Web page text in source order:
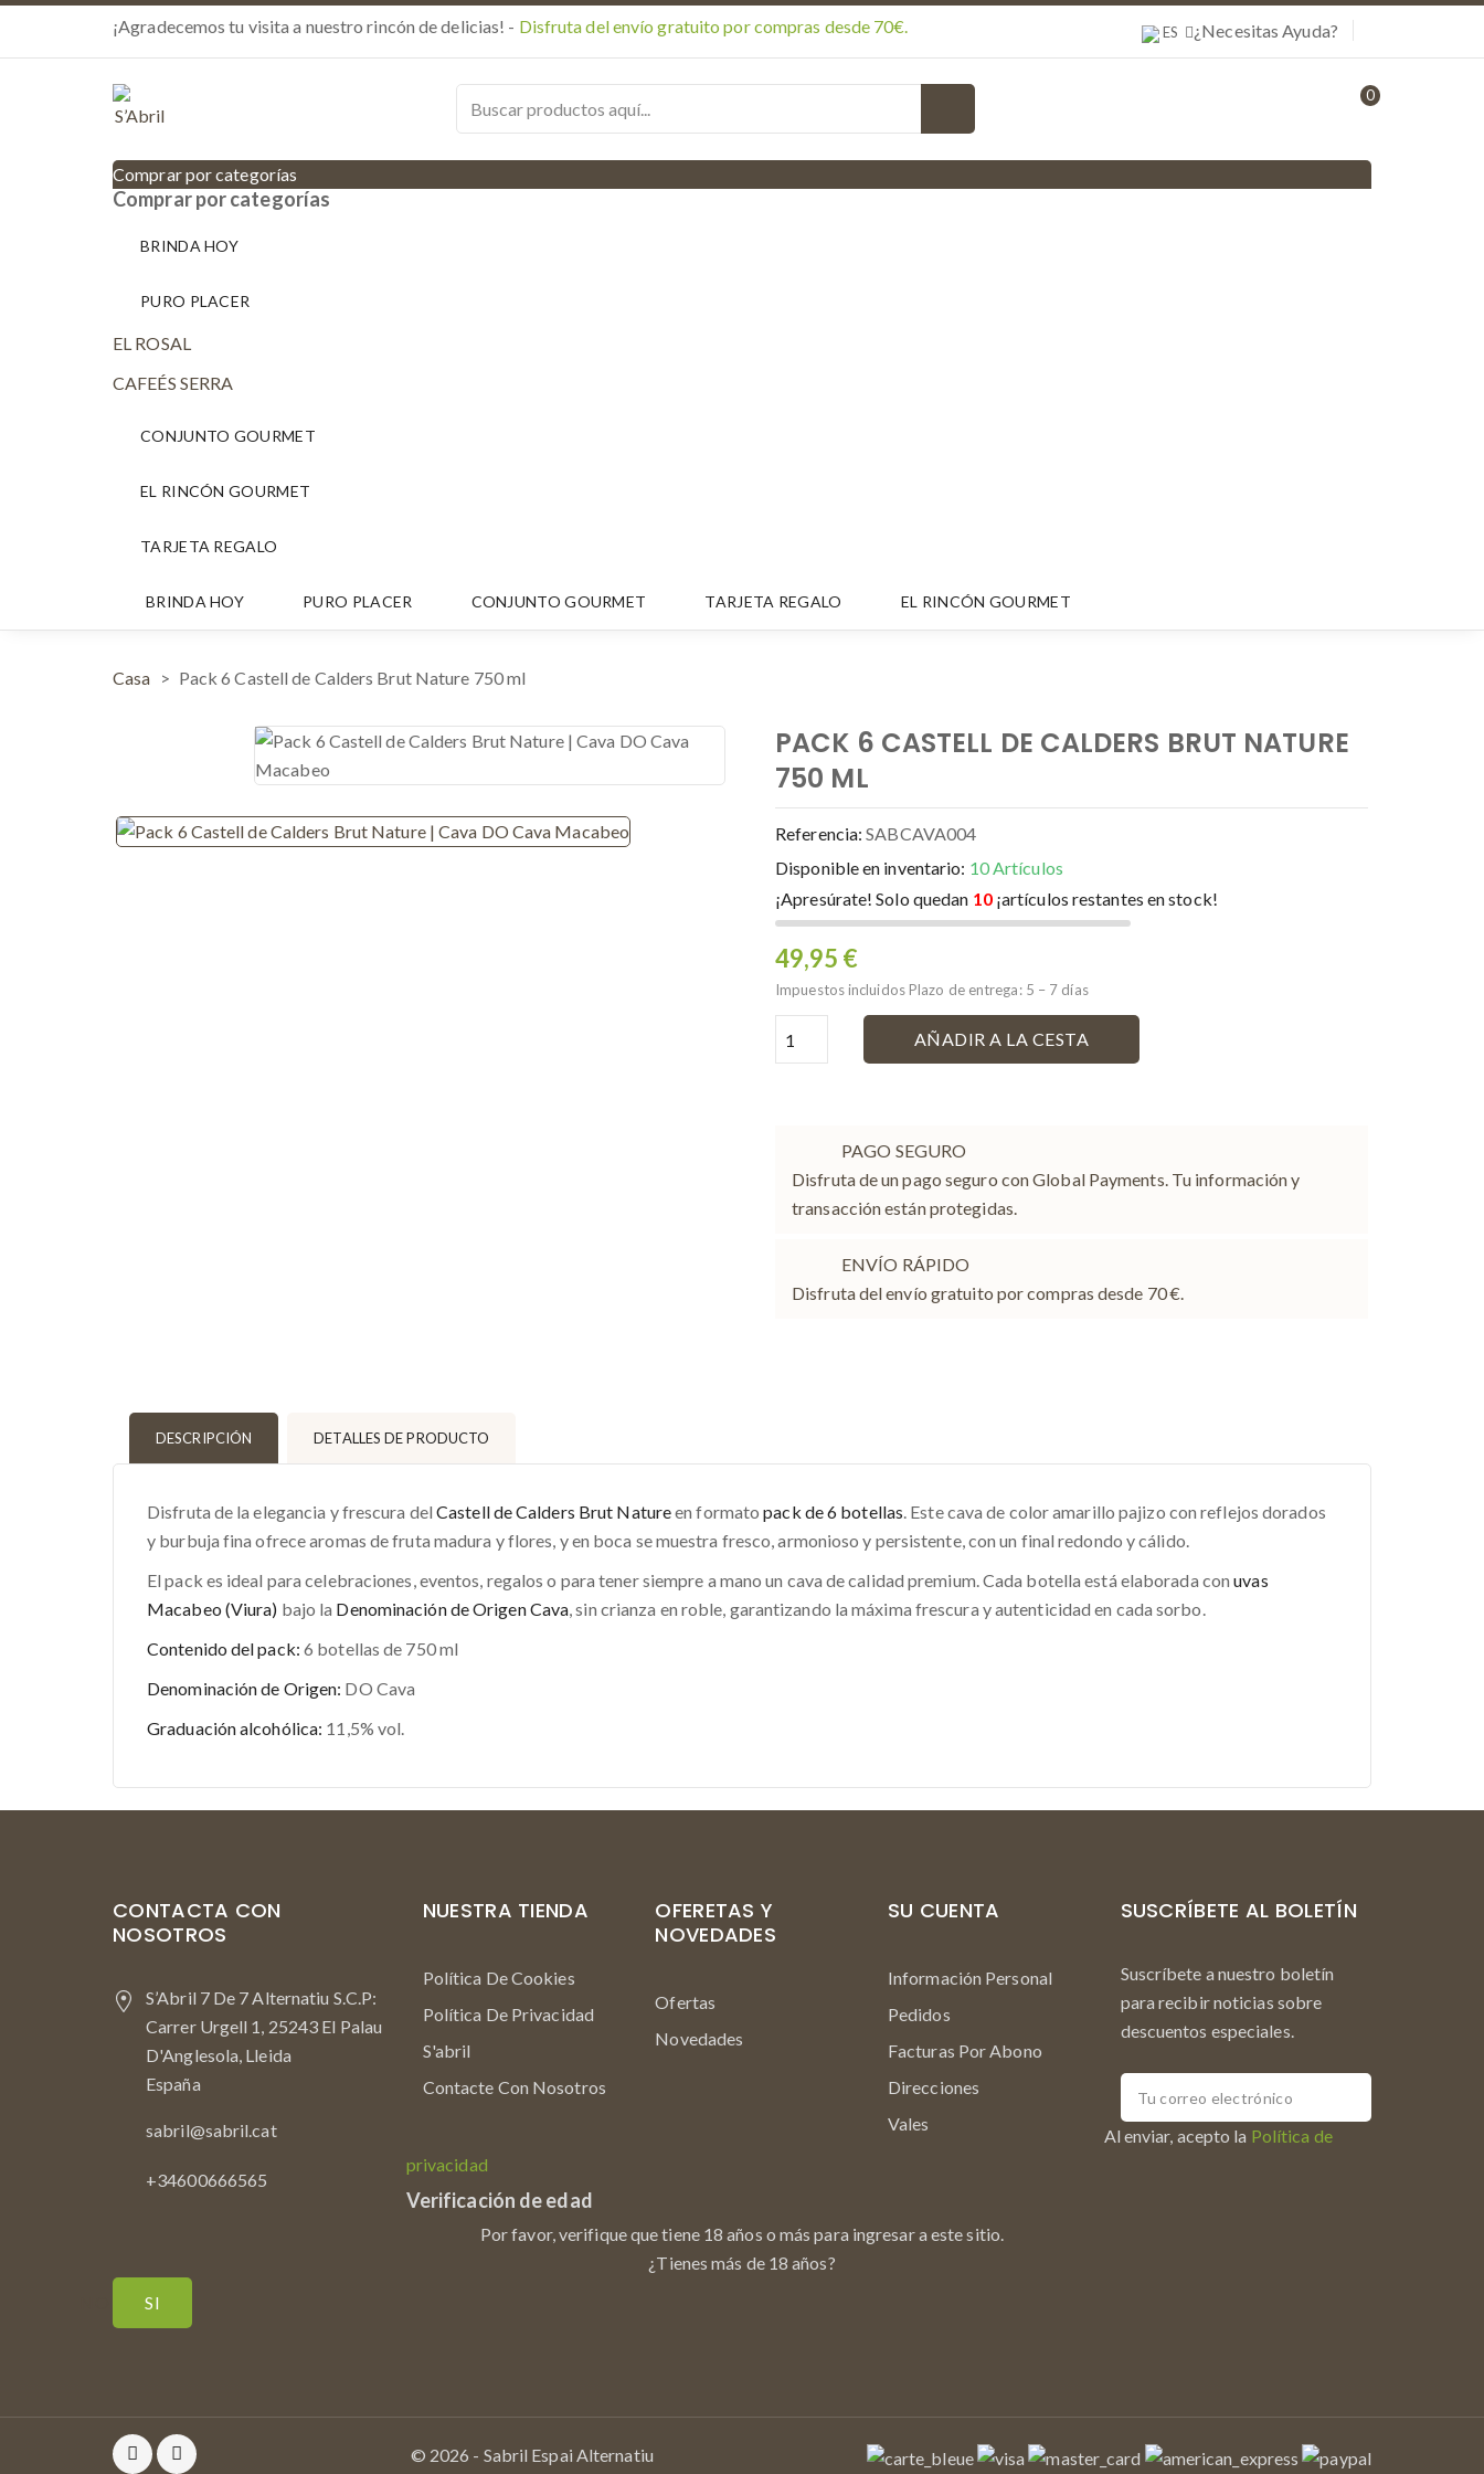
¡Agradecemos tu visita a nuestro rincón de delicias! - Disfruta del envío gratuito por compras desde 70€. ¿Necesitas Ayuda?
ES
0
Comprar por categorías
Comprar por categorías
BRINDA HOY
PURO PLACER
EL ROSAL
CAFEÉS SERRA
CONJUNTO GOURMET
EL RINCÓN GOURMET
TARJETA REGALO
BRINDA HOY PURO PLACER CONJUNTO GOURMET TARJETA REGALO EL RINCÓN GOURMET
Casa Pack 6 Castell de Calders Brut Nature 750 ml
PACK 6 CASTELL DE CALDERS BRUT NATURE
750 ML
Referencia: SABCAVA004
Disponible en inventario: 10 Artículos
¡Apresúrate! Solo quedan 10 ¡artículos restantes en stock!
49,95 €
Impuestos incluidos Plazo de entrega: 5 – 7 días
AÑADIR A LA CESTA
PAGO SEGURO
Disfruta de un pago seguro con Global Payments. Tu información y
transacción están protegidas.
ENVÍO RÁPIDO
Disfruta del envío gratuito por compras desde 70 €.
DESCRIPCIÓN DETALLES DE PRODUCTO
Disfruta de la elegancia y frescura del Castell de Calders Brut Natureen formatopack de 6 botellas. Este cava de color amarillo pajizo con reflejos dorados
y burbuja fina ofrece aromas de fruta madura y flores, y en boca se muestra fresco, armonioso y persistente, con un final redondo y cálido.
El pack es ideal para celebraciones, eventos, regalos o para tener siempre a mano un cava de calidad premium. Cada botella está elaborada conuvas
Macabeo (Viura) bajo la Denominación de Origen Cava, sin crianza en roble, garantizando la máxima frescura y autenticidad en cada sorbo.
Contenido del pack: 6 botellas de 750 ml
Denominación de Origen: DO Cava
Graduación alcohólica: 11,5% vol.
CONTACTA CON
NOSOTROS
S’Abril 7 De 7 Alternatiu S.c.p:
Carrer Urgell 1, 25243 El Palau
D'Anglesola, Lleida
España
sabril@sabril.cat
+34600666565
NUESTRA TIENDA
Política De Cookies
Política De Privacidad
S'abril
Contacte Con Nosotros
OFERETAS Y
NOVEDADES
Ofertas
Novedades
SU CUENTA
Información Personal
Pedidos
Facturas Por Abono
Direcciones
Vales
SUSCRÍBETE AL BOLETÍN
Suscríbete a nuestro boletín
para recibir noticias sobre
descuentos especiales.
Al enviar, acepto la Política de
privacidad
Verificación de edad
Por favor, verifique que tiene 18 años o más para ingresar a este sitio.
¿Tienes más de 18 años?
SI
© 2026 - Sabril Espai Alternatiu